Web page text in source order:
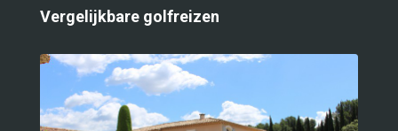
Vergelijkbare golfreizen